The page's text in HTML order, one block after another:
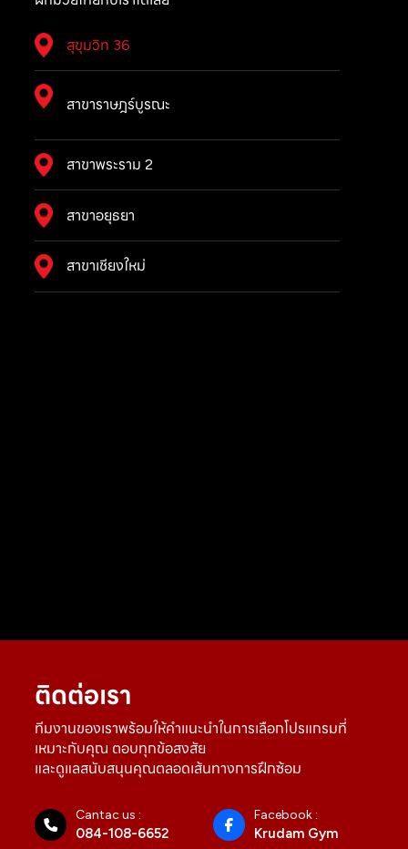
สุขุมวิท 36
สาขาราษฎร์บูรณะ
สาขาพระราม 2
สาขาอยุธยา
สาขาเชียงใหม่
ติดต่อเรา
ทีมงานของเราพร้อมให้คำแนะนำในการเลือกโปรแกรมที่
เหมาะกับคุณ ตอบทุกข้อสงสัย
และดูแลสนับสนุนคุณตลอดเส้นทางการฝึกซ้อม
Cantac us :
084-108-6652
Facebook :
Krudam Gym